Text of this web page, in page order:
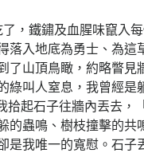
鐵鏽及血腥味竄入每
落入地底為勇士、為這
山頂鳥瞰，約略瞥見
綠叫人窒息，我曾經是
起石子往牆內丟去，
的蟲鳴、樹枝撞擊的共
是我唯一的寬慰。石子